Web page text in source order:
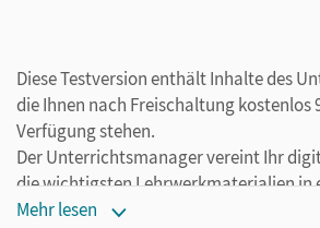
Diese Testversion enthält Inhalte des
die Ihnen nach Freischaltung kostenlos
Verfügung stehen.
Der Unterrichtsmanager vereint Ihr
die wichtigsten Lehrwerkmaterialien in
Ergänzt um hilfreiche Planungstools,
Mehr lesen